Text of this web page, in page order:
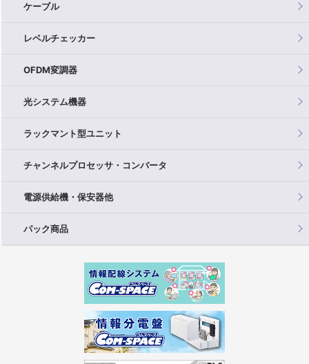
ケーブル
レベルチェッカー
OFDM変調器
光システム機器
ラックマント型ユニット
チャンネルプロセッサ・コンバータ
電源供給機・保安器他
パック商品